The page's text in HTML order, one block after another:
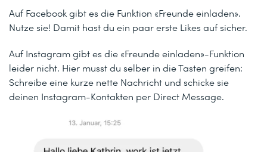
Auf Facebook gibt es die Funktion «Freunde einladen».
Nutze sie! Damit hast du ein paar erste Likes auf sicher.
Auf Instagram gibt es die «Freunde einladen»-Funktion
leider nicht. Hier musst du selber in die Tasten greifen:
Schreibe eine kurze nette Nachricht und schicke sie
deinen Instagram-Kontakten per Direct Message.